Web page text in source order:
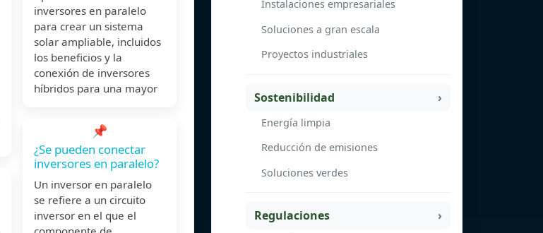
inversores en paralelo
para crear un sistema
solar ampliable, incluidos
los beneficios y la
conexión de inversores
híbridos para una mayor
📌
¿Se pueden conectar
inversores en paralelo?
Un inversor en paralelo
se refiere a un circuito
inversor en el que el
Instalaciones empresariales
Soluciones a gran escala
Proyectos industriales
Sostenibilidad
Energía limpia
Reducción de emisiones
Soluciones verdes
Regulaciones